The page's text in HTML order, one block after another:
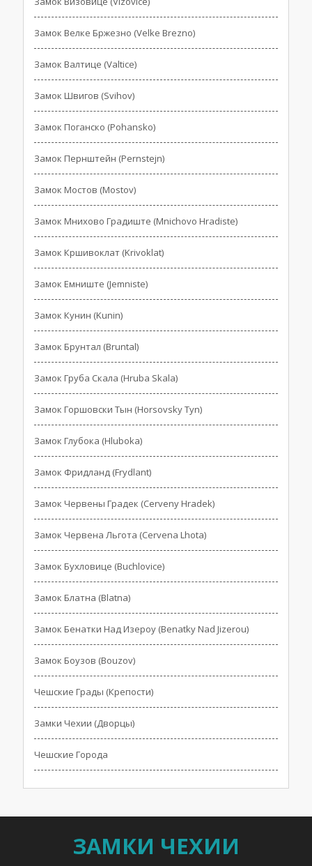
Замок Велке Бржезно (Velke Brezno)
Замок Валтице (Valtice)
Замок Швигов (Svihov)
Замок Поганско (Pohansko)
Замок Пернштейн (Pernstejn)
Замок Мостов (Mostov)
Замок Мнихово Градиште (Mnichovo Hradiste)
Замок Кршивоклат (Krivoklat)
Замок Емниште (Jemniste)
Замок Кунин (Kunin)
Замок Брунтал (Bruntal)
Замок Груба Скала (Hruba Skala)
Замок Горшовски Тын (Horsovsky Tyn)
Замок Глубока (Hluboka)
Замок Фридланд (Frydlant)
Замок Червены Градек (Cerveny Hradek)
Замок Червена Льгота (Cervena Lhota)
Замок Бухловице (Buchlovice)
Замок Блатна (Blatna)
Замок Бенатки Над Изероу (Benatky Nad Jizerou)
Замок Боузов (Bouzov)
Чешские Грады (Крепости)
Замки Чехии (Дворцы)
Чешские Города
ЗАМКИ ЧЕХИИ